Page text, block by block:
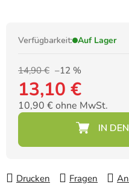
Verfügbarkeit: Auf Lager
14,90 € –12 %
13,10 €
10,90 € ohne MwSt.
Drucken Fragen